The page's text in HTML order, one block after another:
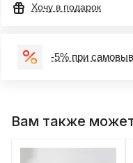
Хочу в подарок
-5% при
Вам также